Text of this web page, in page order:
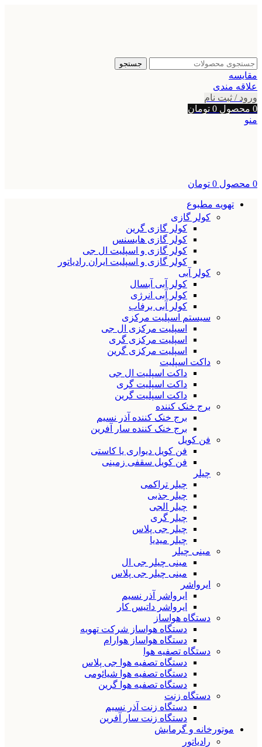
جستجو
مقایسه
علاقه مندی
ورود / ثبت نام
0 محصول 0 تومان
منو
0 محصول 0 تومان
تهویه مطبوع
کولر گازی
کولر گازی گرین
کولر گازی هایسنس
کولر گازی و اسپلیت ال جی
کولر گازی و اسپلیت ایران رادیاتور
کولر آبی
کولر آبی آبسال
کولر آبی انرژی
کولر آبی برفاب
سیستم اسپلیت مرکزی
اسپلیت مرکزی ال جی
اسپلیت مرکزی گری
اسپلیت مرکزی گرین
داکت اسپلیت
داکت اسپلیت ال جی
داکت اسپلیت گری
داکت اسپلیت گرین
برج خنک کننده
برج خنک کننده آذر نسیم
برج خنک کننده سار آفرین
فن کویل
فن کویل دیواری یا کاستی
فن کویل سقفی زمینی
چیلر
چیلر تراکمی
چیلر جذبی
چیلر الجی
چیلر گری
چیلر جی پلاس
چیلر میدیا
مینی چیلر
مینی چیلر جی ال
مینی چیلر جی پلاس
ایرواشر
ایرواشر آذر نسیم
ایرواشر داتیس کار
دستگاه هواساز
دستگاه هواساز شرکت تهویه
دستگاه هواساز هوارام
دستگاه تصفیه هوا
دستگاه تصفیه هوا جی پلاس
دستگاه تصفیه هوا شیائومی
دستگاه تصفیه هوا گرین
دستگاه زنت
دستگاه زنت آذر نسیم
دستگاه زنت سار آفرین
موتورخانه و گرمایش
رادیاتور